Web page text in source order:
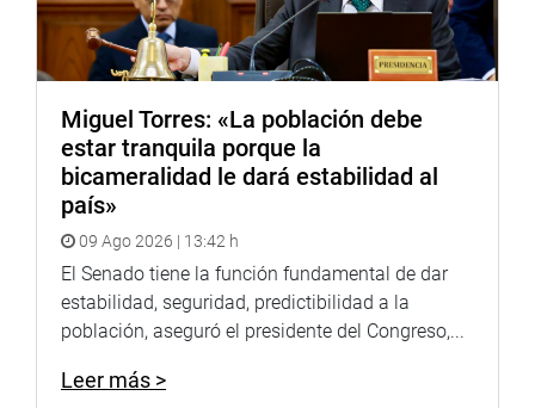
La legisladora instó a los titulares de los diferentes
ministerios a que atiendan sus oficios que, en todo caso,
Vilcatoma también se refirió a la firma del convenio que
impulsa la Fiscalía de nuestro país con la empresa
Odebrecht, calificando como irrisoria la suma que pagará
esta empresa por reparación al Estado.
PRENSA CONGRESO
Miguel Torres: «La población debe
estar tranquila porque la
bicameralidad le dará estabilidad al
país»
09 Ago 2026 | 13:42 h
El Senado tiene la función fundamental de dar
estabilidad, seguridad, predictibilidad a la
población, aseguró el presidente del Congreso,...
Leer más >